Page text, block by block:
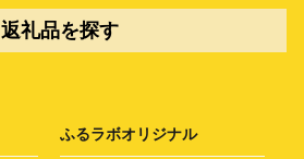
返礼品を探す
ふるラボオリジナル